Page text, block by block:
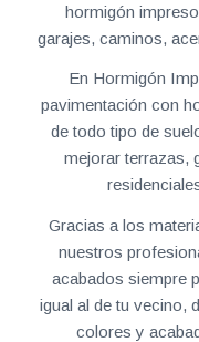
hormigón
garajes, caminos,
En Hormigón
pavimentación con
de todo tipo de
mejorar terrazas,
Gracias a los
nuestros
acabados siempre
igual al de tu vecino,
colores y